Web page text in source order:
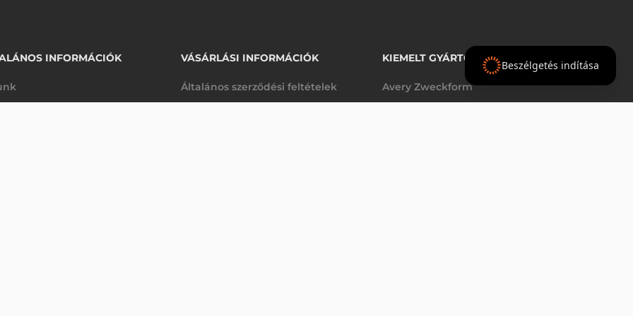
INFORMÁCIÓK VÁSÁRLÁSI INFORMÁCIÓK
Általános szerződési feltételek
KIEMELT GYÁRTÓINK
Avery Zweckform
Beszélgetés indítása